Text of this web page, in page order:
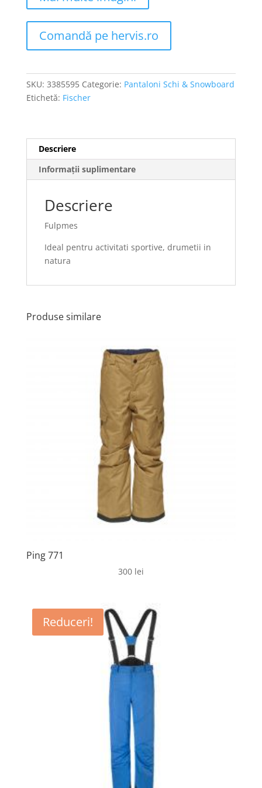
Comandă pe hervis.ro
SKU: 3385595 Categorie: Pantaloni Schi & Snowboard
Etichetă: Fischer
Descriere
Informații suplimentare
Descriere
Fulpmes
Ideal pentru activitati sportive, drumetii in
natura
Produse similare
Ping 771
300 lei
Reduceri!